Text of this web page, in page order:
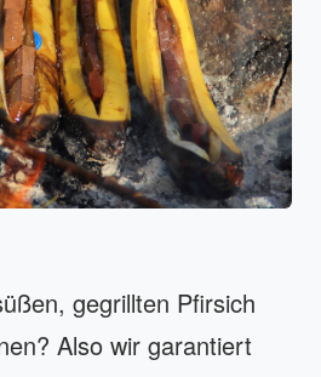
gegrillten Pfirsich
Also wir garantiert